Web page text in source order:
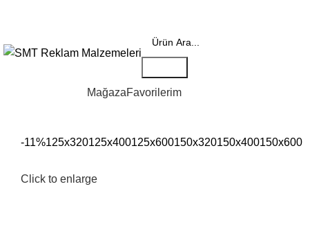
MağazaFavorilerim
-11%125x320125x400125x600150x320150x400150x600
Click to enlarge